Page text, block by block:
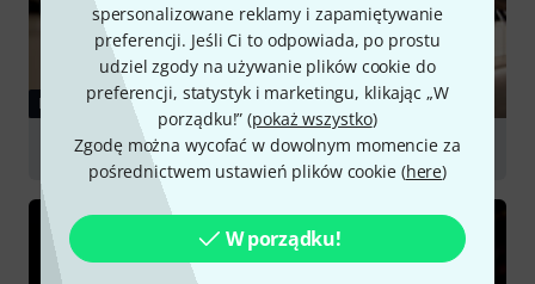
spersonalizowane reklamy i zapamiętywanie
preferencji. Jeśli Ci to odpowiada, po prostu
udziel zgody na używanie plików cookie do
preferencji, statystyk i marketingu, klikając „W
porządku!” (pokaż wszystko)
Zgodę można wycofać w dowolnym momencie za
pośrednictwem ustawień plików cookie (here)
W porządku!
PORADNIKI
Digital Pianos